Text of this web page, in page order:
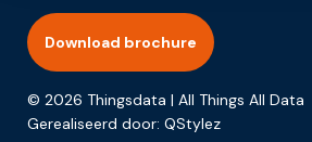
Download brochure
© 2026 Thingsdata | All Things All Data
Gerealiseerd door: QStylez